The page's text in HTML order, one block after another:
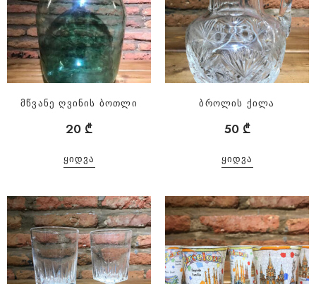
მწვანე ღვინის ბოთლი
20 ₾
ᲧᲘᲓᲕᲐ
ბროლის ქილა
50 ₾
ᲧᲘᲓᲕᲐ